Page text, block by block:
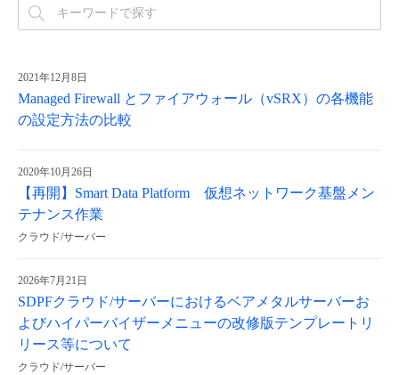
2021年12月8日
Managed Firewall とファイアウォール（vSRX）の各機能
の設定方法の比較
2020年10月26日
【再開】Smart Data Platform 仮想ネットワーク基盤メン
テナンス作業
クラウド/サーバー
2026年7月21日
SDPFクラウド/サーバーにおけるベアメタルサーバーお
よびハイパーバイザーメニューの改修版テンプレートリ
リース等について
クラウド/サーバー